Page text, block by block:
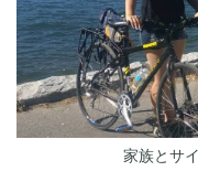
家族とサ